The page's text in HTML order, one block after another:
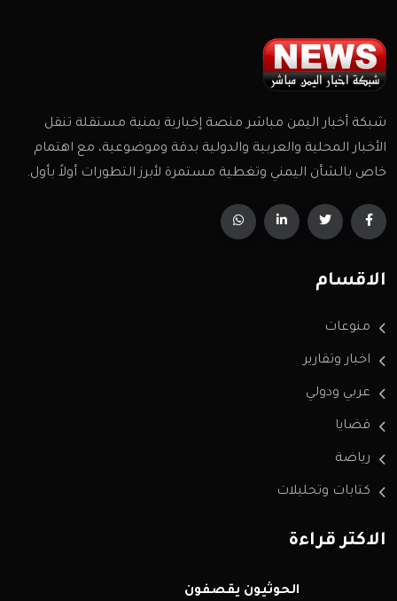
شبكة أخبار اليمن مباشر منصة إخبارية يمنية مستقلة تنقل
الأخبار المحلية والعربية والدولية بدقة وموضوعية، مع اهتمام
خاص بالشأن اليمني وتغطية مستمرة لأبرز التطورات أولاً بأول.
الاقسام
منوعات
اخبار وتقارير
عربي ودولي
قضايا
رياضة
كتابات وتحليلات
الاكثر قراءة
الحوثيون يقصفون